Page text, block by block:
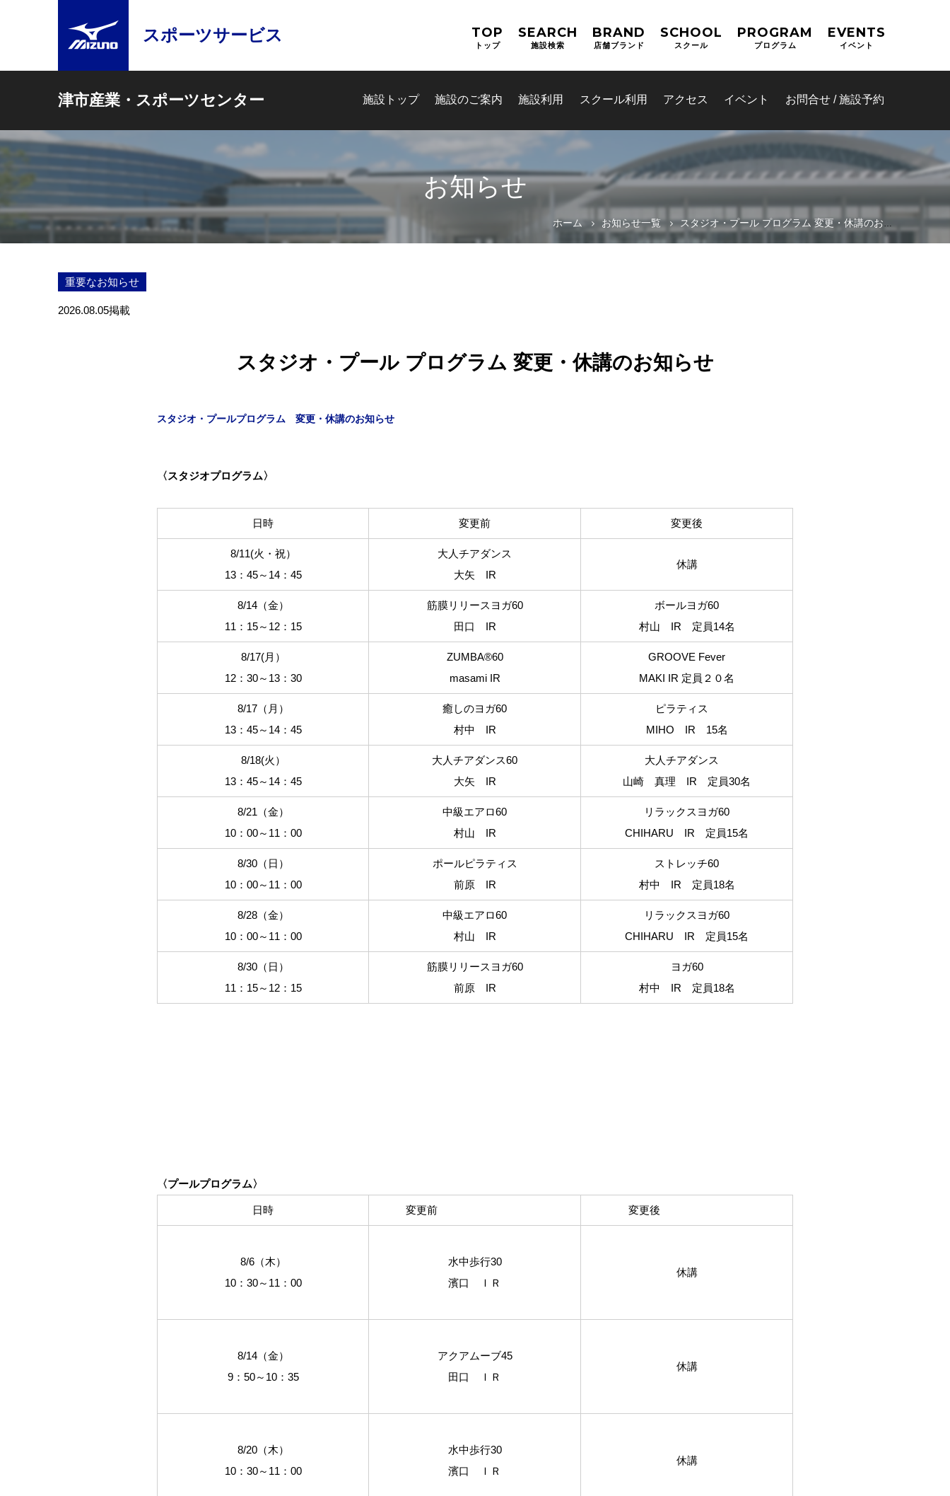
スポーツサービス TOP
トップ
SEARCH
施設検索
BRAND
店舗ブランド
SCHOOL
スクール
PROGRAM
プログラム
EVENTS
イベント
津市産業・スポーツセンター 施設トップ 施設のご案内 施設利用 スクール利用 アクセス イベント お問合せ / 施設予約
お問合せフォーム
津市公共施設予約システム
お知らせ
ホーム お知らせ一覧
重要なお知らせ
2026.08.05掲載
スタジオ・プール プログラム 変更・休講のお知らせ
スタジオ・プールプログラム 変更・休講のお知らせ
〈スタジオプログラム〉
日時 変更前 変更後
8/11(火・祝）
13：45～14：45
大人チアダンス
大矢 IR
休講
8/14（金）
11：15～12：15
筋膜リリースヨガ60
田口 IR
ボールヨガ60
村山 IR 定員14名
8/17(月）
12：30～13：30
ZUMBA®60
masami IR
GROOVE Fever
MAKI IR 定員２０名
8/17（月）
13：45～14：45
癒しのヨガ60
村中 IR
ピラティス
MIHO IR 15名
8/18(火）
13：45～14：45
大人チアダンス60
大矢 IR
大人チアダンス
山崎 真理 IR 定員30名
8/21（金）
10：00～11：00
中級エアロ60
村山 IR
リラックスヨガ60
CHIHARU IR 定員15名
8/30（日）
10：00～11：00
ポールピラティス
前原 IR
ストレッチ60
村中 IR 定員18名
8/28（金）
10：00～11：00
中級エアロ60
村山 IR
リラックスヨガ60
CHIHARU IR 定員15名
8/30（日）
11：15～12：15
筋膜リリースヨガ60
前原 IR
ヨガ60
村中 IR 定員18名
〈プールプログラム〉
日時 変更前 変更後
8/6（木）
10：30～11：00
水中歩行30
濱口 ＩＲ
休講
8/14（金）
9：50～10：35
アクアムーブ45
田口 ＩＲ
休講
8/20（木）
10：30～11：00
水中歩行30
濱口 ＩＲ
休講